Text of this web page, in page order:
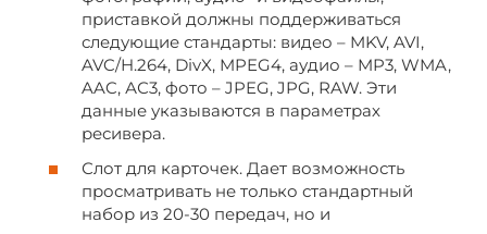
приставкой должны поддерживаться
следующие стандарты: видео – MKV, AVI,
AVC/H.264, DivX, MPEG4, аудио – MP3, WMA,
AAC, АС3, фото – JPEG, JPG, RAW. Эти
данные указываются в параметрах
ресивера.
Слот для карточек. Дает возможность
просматривать не только стандартный
набор из 20-30 передач, но и